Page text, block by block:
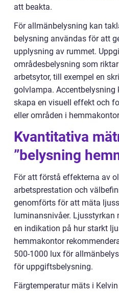
att beakta.
För allmänbelysning kan
belysning användas för att
upplysning av rummet.
områdesbelysning som
arbetsytor, till exempel en
golvlampa.
skapa en visuell effekt och
eller områden i
Kvantitativa
”belysning
För att förstå effekterna av
arbetsprestation och
genomförts för att mäta
luminansnivåer. Ljusstyrkan
en indikation på hur starkt
hemmakontor
500-1000 lux för
för uppgiftsbelysning.
Färgtemperatur mäts i